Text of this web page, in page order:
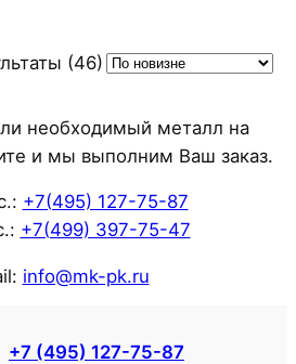
(46) Сортировка:
недавние
необходимый металл на
и мы выполним Ваш заказ.
+7(495) 127-75-87
+7(499) 397-75-47
info@mk-pk.ru
+7 (495) 127-75-87